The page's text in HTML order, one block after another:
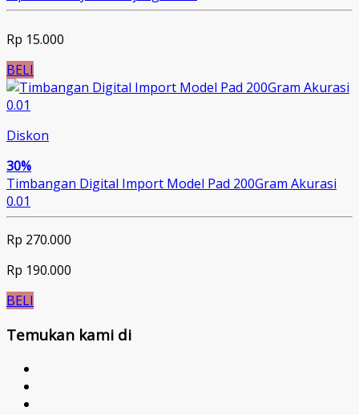
Rp 15.000
BELI
Diskon
30%
Timbangan Digital Import Model Pad 200Gram Akurasi
0.01
Rp 270.000
Rp 190.000
BELI
Temukan kami di